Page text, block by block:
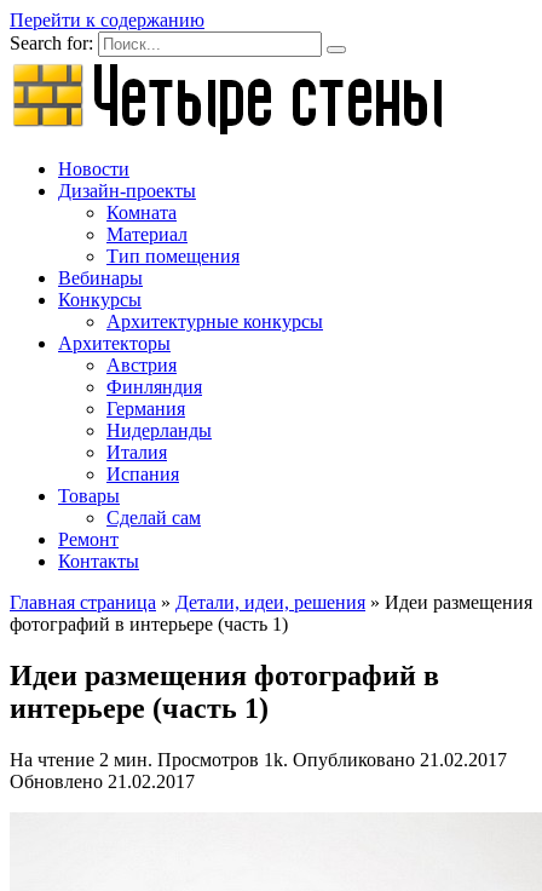
Перейти к содержанию
Search for:
Новости
Дизайн-проекты
Комната
Материал
Тип помещения
Вебинары
Конкурсы
Архитектурные конкурсы
Архитекторы
Австрия
Финляндия
Германия
Нидерланды
Италия
Испания
Товары
Сделай сам
Ремонт
Контакты
Главная страница » Детали, идеи, решения » Идеи размещения
фотографий в интерьере (часть 1)
Идеи размещения фотографий в
интерьере (часть 1)
На чтение 2 мин. Просмотров 1k. Опубликовано 21.02.2017
Обновлено 21.02.2017